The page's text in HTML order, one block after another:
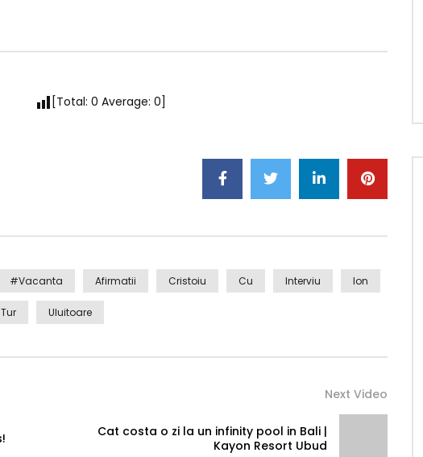
[Total: 0 Average: 0]
#Vacanta Afirmatii Cristoiu Cu Interviu Ion
Tur Uluitoare
Next Video
Cat costa o zi la un infinity pool in Bali |
Kayon Resort Ubud